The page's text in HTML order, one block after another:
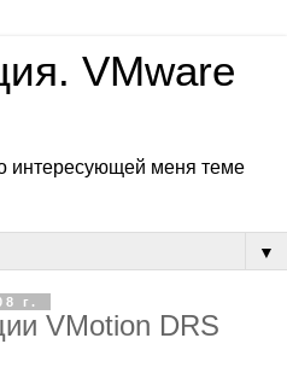
VMware
интересующей меня теме
▼
г.
VMotion DRS